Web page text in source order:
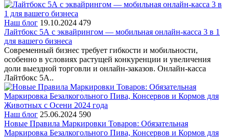
Наш блог 19.10.2024 479
Лайтбокс 5А с эквайрингом — мобильная онлайн-касса 3 в 1
для вашего бизнеса
Современный бизнес требует гибкости и мобильности,
особенно в условиях растущей конкуренции и увеличения
доли выездной торговли и онлайн-заказов. Онлайн-касса
Лайтбокс 5А..
Наш блог 25.06.2024 590
Новые Правила Маркировки Товаров: Обязательная
Маркировка Безалкогольного Пива, Консервов и Кормов для